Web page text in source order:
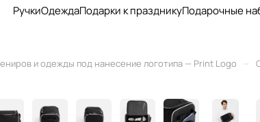
РучкиОдеждаПодарки к праздникуПодарочные
и одежды под нанесение логотипа — Print Logo